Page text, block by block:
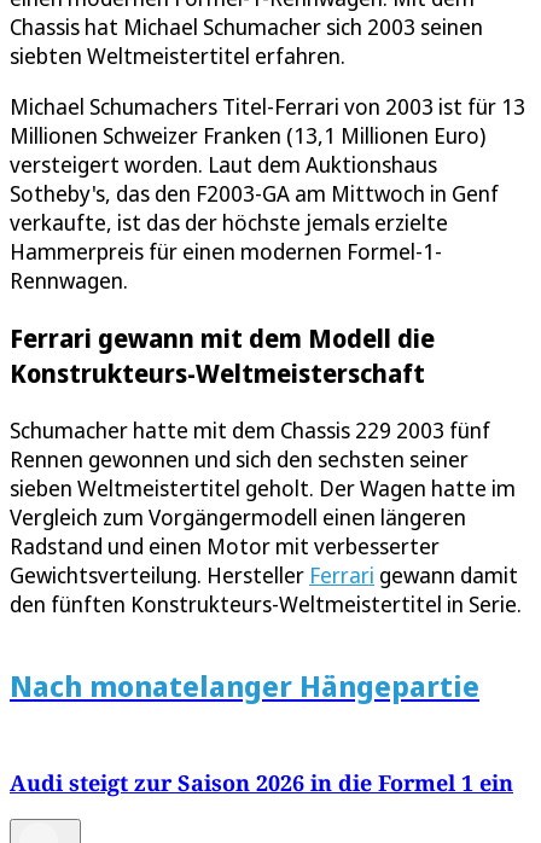
Chassis hat Michael Schumacher sich 2003 seinen
siebten Weltmeistertitel erfahren.
Michael Schumachers Titel-Ferrari von 2003 ist für 13
Millionen Schweizer Franken (13,1 Millionen Euro)
versteigert worden. Laut dem Auktionshaus
Sotheby's, das den F2003-GA am Mittwoch in Genf
verkaufte, ist das der höchste jemals erzielte
Hammerpreis für einen modernen Formel-1-
Rennwagen.
Ferrari gewann mit dem Modell die
Konstrukteurs-Weltmeisterschaft
Schumacher hatte mit dem Chassis 229 2003 fünf
Rennen gewonnen und sich den sechsten seiner
sieben Weltmeistertitel geholt. Der Wagen hatte im
Vergleich zum Vorgängermodell einen längeren
Radstand und einen Motor mit verbesserter
Gewichtsverteilung. Hersteller Ferrari gewann damit
den fünften Konstrukteurs-Weltmeistertitel in Serie.
Nach monatelanger Hängepartie
Audi steigt zur Saison 2026 in die Formel 1 ein